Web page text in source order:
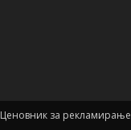
Ценовник за рекламирање